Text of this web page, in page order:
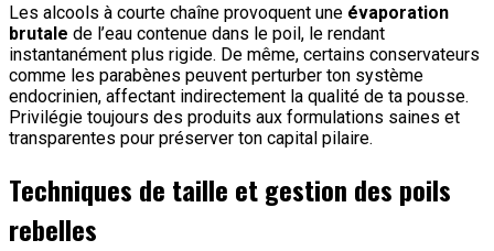
Les alcools à courte chaîne provoquent une évaporation
brutale de l’eau contenue dans le poil, le rendant
instantanément plus rigide. De même, certains conservateurs
comme les parabènes peuvent perturber ton système
endocrinien, affectant indirectement la qualité de ta pousse.
Privilégie toujours des produits aux formulations saines et
transparentes pour préserver ton capital pilaire.
Techniques de taille et gestion des poils
rebelles